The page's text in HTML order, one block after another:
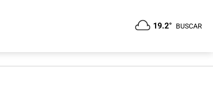
19.2° BUSCAR